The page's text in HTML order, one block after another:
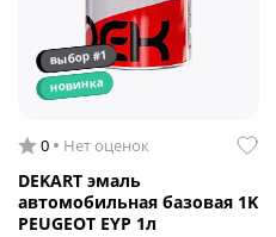
выбор #1
новинка
0 Нет оценок
DEKART эмаль
автомобильная базовая 1K
PEUGEOT EYP 1л